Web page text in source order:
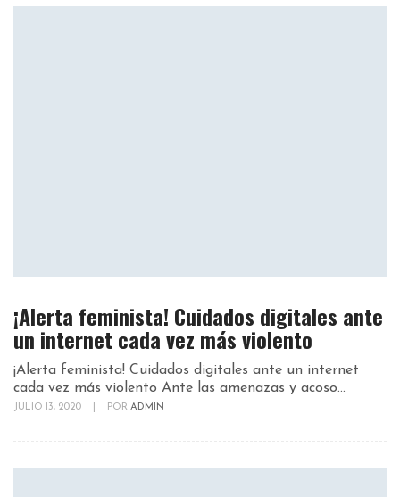
¡Alerta feminista! Cuidados digitales ante
un internet cada vez más violento
¡Alerta feminista! Cuidados digitales ante un internet
cada vez más violento Ante las amenazas y acoso...
JULIO 13, 2020 POR ADMIN